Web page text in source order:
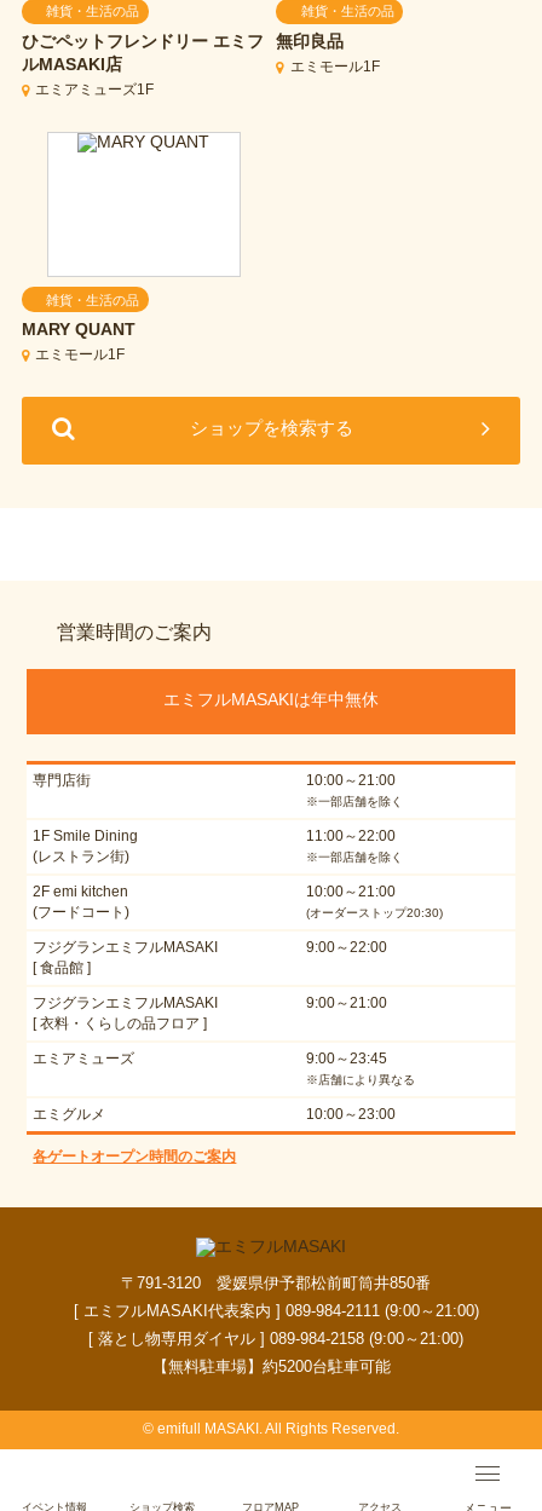
イベント情報 ショップ検索 フロアMAP アクセス
雑貨・生活の品
ひごペットフレンドリー エミフ
ルMASAKI店
エミアミューズ1F
雑貨・生活の品
無印良品
エミモール1F
雑貨・生活の品
MARY QUANT
エミモール1F
ショップを検索する
営業時間のご案内
エミフルMASAKIは年中無休
専門店街 10:00～21:00
※一部店舗を除く
1F Smile Dining
(レストラン街)
11:00～22:00
※一部店舗を除く
2F emi kitchen
(フードコート)
10:00～21:00
(オーダーストップ20:30)
フジグランエミフルMASAKI
[ 食品館 ]
9:00～22:00
フジグランエミフルMASAKI
[ 衣料・くらしの品フロア ]
9:00～21:00
エミアミューズ 9:00～23:45
※店舗により異なる
エミグルメ 10:00～23:00
各ゲートオープン時間のご案内
〒791-3120 愛媛県伊予郡松前町筒井850番
[ エミフルMASAKI代表案内 ] 089-984-2111 (9:00～21:00)
[ 落とし物専用ダイヤル ] 089-984-2158 (9:00～21:00)
【無料駐車場】約5200台駐車可能
© emifull MASAKI. All Rights Reserved.